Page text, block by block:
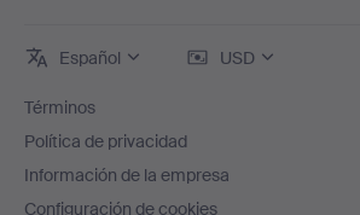
Español USD
Términos
Política de privacidad
Información de la empresa
Configuración de cookies